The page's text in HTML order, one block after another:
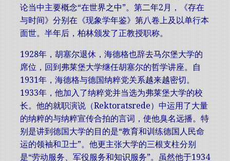
论当中主要概念“在世界之中”。第二年2月，《存在
与时间》分别在《现象学年鉴》第八卷上及以单行本
面世。半年后，柏林颁发了正教授职称。
1928年，胡塞尔退休，海德格也辞去马尔堡大学的
席位，回到弗莱堡大学继任胡塞尔的哲学讲座。自
1931年，海德格与德国纳粹党关系越来越密切。
1933年，他加入了纳粹党并当选为弗莱堡大学的校
长。他的就职演说（Rektoratsrede）中运用了大量
的纳粹的与纳粹宣传合拍的言词，使他臭名远播。特
别是讲到德国大学的目的是“教育和训练德国人民命
运的领袖和卫士”。他更主张大学的三根支柱分别
是“劳动服务、军役服务和知识服务”。虽然他于1934